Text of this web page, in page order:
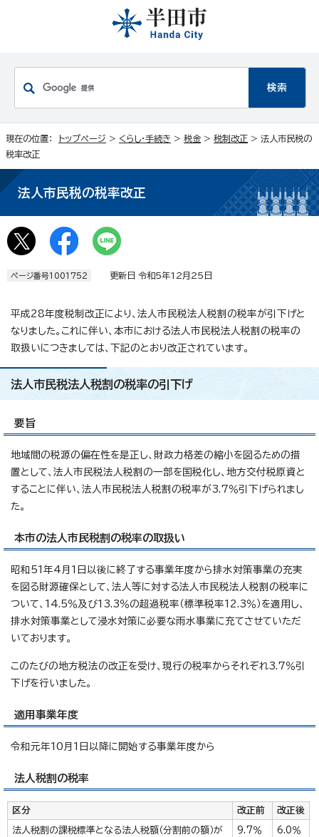
現在の位置： トップページ > くらし・手続き > 税金 > 税制改正 > 法人市民税の
税率改正
法人市民税の税率改正
ページ番号1001752 更新日 令和5年12月25日
平成28年度税制改正により、法人市民税法人税割の税率が引下げと
なりました。これに伴い、本市における法人市民税法人税割の税率の
取扱いにつきましては、下記のとおり改正されています。
法人市民税法人税割の税率の引下げ
要旨
地域間の税源の偏在性を是正し、財政力格差の縮小を図るための措
置として、法人市民税法人税割の一部を国税化し、地方交付税原資と
することに伴い、法人市民税法人税割の税率が3.7％引下げられまし
た。
本市の法人市民税割の税率の取扱い
昭和51年4月1日以後に終了する事業年度から排水対策事業の充実
を図る財源確保として、法人等に対する法人市民税法人税割の税率に
ついて、14.5％及び13.3％の超過税率（標準税率12.3％）を適用し、
排水対策事業として浸水対策に必要な雨水事業に充てさせていただ
いております。
このたびの地方税法の改正を受け、現行の税率からそれぞれ3.7％引
下げを行いました。
適用事業年度
令和元年10月1日以降に開始する事業年度から
法人税割の税率
区分 改正前 改正後
法人税割の課税標準となる法人税額（分割前の額）が
9.7％ 6.0％